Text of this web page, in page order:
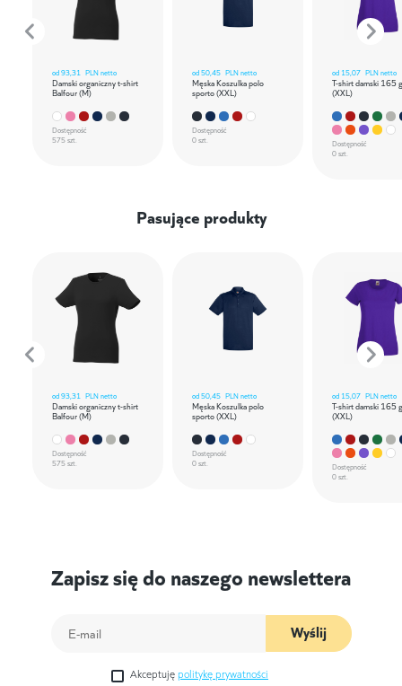
od93,31 PLN netto
Damski organiczny t-shirt
Balfour (M)
Dostępność
575 szt.
od50,45 PLN netto
Męska Koszulka polo
sporto (XXL)
Dostępność
0 szt.
od 15,07 PLN netto
T-shirt damski 165
(XXL)
Dostępność
0 szt.
Pasujące produkty
od93,31 PLN netto
Damski organiczny t-shirt
Balfour (M)
Dostępność
575 szt.
od50,45 PLN netto
Męska Koszulka polo
sporto (XXL)
Dostępność
0 szt.
od 15,07 PLN netto
T-shirt damski 165
(XXL)
Dostępność
0 szt.
Zapisz się do naszego newslettera
Wyślij
Akceptuję politykę prywatności